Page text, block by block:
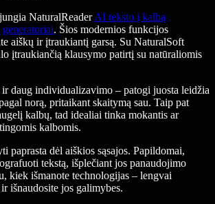
NaturalReaderAI teksto į kalbą
. Šios modernios funkcijos
aiškų ir įtraukiantį garsą. Su NaturalSoft
įtraukiančią klausymo patirtį su natūraliomis
daug individualizavimo – patogi juosta leidžia
norą, pritaikant skaitymą sau. Taip pat
kalbų, tad idealiai tinka mokantis ar
kalbomis.
paprasta dėl aiškios sąsajos. Papildomai,
tekstą, išplečiant jos panaudojimo
kiek išmanote technologijas – lengvai
išnaudosite jos galimybes.